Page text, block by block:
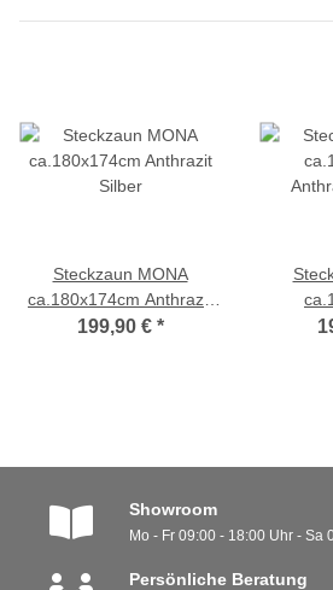
Steckzaun MONA
ca.180x174cm Anthrazit
Silber
199,90 € *
Showroom
Mo - Fr 09:00 - 18:00 Uhr - Sa
Persönliche Beratung